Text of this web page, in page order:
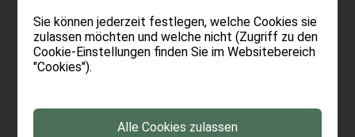
stolpert früher oder später über ein Wort, das
man außerhalb der Alpen kaum hört: Waalweg.
eigentlich ein Waal? Die Antwort führt mehrere
hundert Jahre zurück – und zu einer der
Sie können jederzeit festlegen, welche Cookies sie
zulassen möchten und welche nicht (Zugriff zu den
Cookie-Einstellungen finden Sie im Websitebereich
"Cookies").
Alle Cookies zulassen